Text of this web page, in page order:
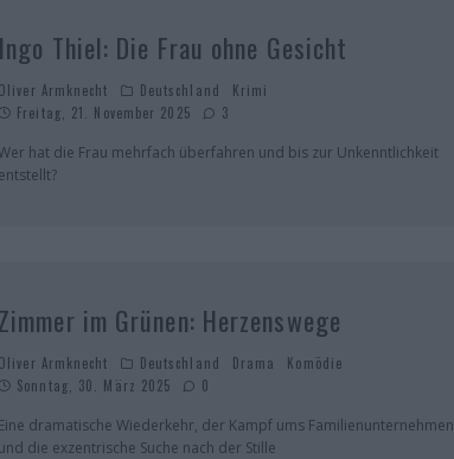
Ingo Thiel: Die Frau ohne Gesicht
Oliver Armknecht Deutschland
Krimi
Freitag, 21. November 2025
3
hat die Frau mehrfach überfahren und bis zur Unkenntlichkeit
entstellt?
Zimmer im Grünen: Herzenswege
Oliver Armknecht Deutschland Drama
Komödie
Sonntag, 30. März 2025
0
Eine dramatische Wiederkehr, der Kampf ums Familienunternehmen
und die exzentrische Suche nach der Stille